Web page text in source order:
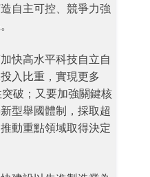
自主可控、競爭力強
快高水平科技自立自
入比重，實現更多
突破；又要加強關鍵核
型舉國體制，採取超
動重點領域取得決定